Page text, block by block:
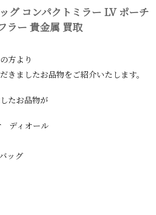
グ コンパクトミラー LV ポーチ
ラー 貴金属 買取
方より
きましたお品物をご紹介いたします。
たお品物が
ディオール
ッグ